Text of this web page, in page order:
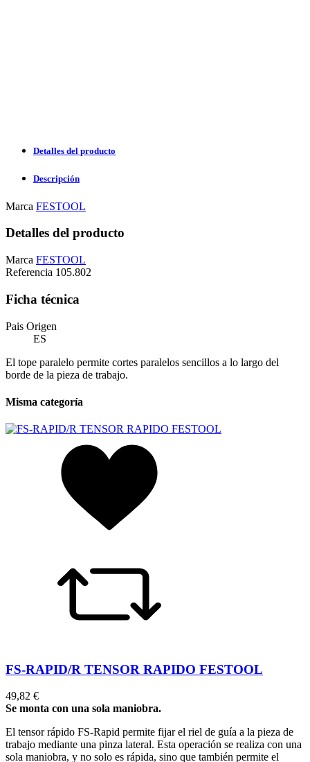
Detalles del producto
Descripción
Marca FESTOOL
Detalles del producto
Marca FESTOOL
Referencia 105.802
Ficha técnica
Pais Origen
ES
El tope paralelo permite cortes paralelos sencillos a lo largo del
borde de la pieza de trabajo.
Misma categoría
FS-RAPID/R TENSOR RAPIDO FESTOOL
49,82 €
Se monta con una sola maniobra.
El tensor rápido FS-Rapid permite fijar el riel de guía a la pieza de
trabajo mediante una pinza lateral. Esta operación se realiza con una
sola maniobra, y no solo es rápida, sino que también permite el